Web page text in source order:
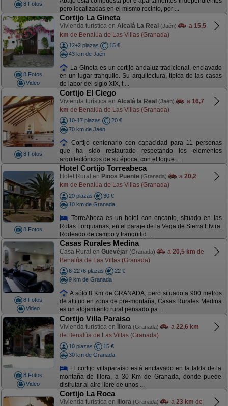
8 Fotos
pero localizadas en el mismo recinto, por ...
8 Fotos
Video
Cortijo La Gineta
Vivienda turística en Alcalá La Real (Jaén) a 15,5
km de Benalúa de Las Villas (Granada)
12+2 plazas
15 €
43 km de Jaén
La Gineta es un cortijo andaluz tradicional, enclavado
en un lugar tranquilo. Su arquitectura, típica de las casas
de labor del siglo XIX, t ...
8 Fotos
Cortijo El Ciego
Vivienda turística en Alcalá la Real (Jaén) a 16,7
km de Benalúa de Las Villas (Granada)
10-17 plazas
20 €
70 km de Jaén
Cortijo centenario con capacidad para 11 personas
que ha sido restaurado respetando los elementos
arquitectónicos de su época, con el toque ...
8 Fotos
Hotel Cortijo Torreabeca
Hotel Rural en Pinos Puente (Granada) a 20,2
km de Benalúa de Las Villas (Granada)
20 plazas
30 €
10 km de Granada
TorreAbeca es un hotel con encanto, situado en las
Rutas Lorquianas, en el paraje de la Vega de Sierra Elvira.
Rodeado de campo y tranquilid ...
8 Fotos
Video
Casas Rurales Medina
Casa Rural en Güevéjar (Granada) a 20,5 km de
Benalúa de Las Villas (Granada)
6-22+6 plazas
22 €
9 km de Granada
A sólo 8 Km de GRANADA, pero situado a 900 metros
de altitud en zona de pre-montaña, Casas Rurales Medina
es un alojamiento rural pensado pa ...
8 Fotos
Video
Cortijo Villa Paraiso
Vivienda turística en Íllora (Granada) a 22,6 km
de Benalúa de Las Villas (Granada)
10 plazas
15 €
30 km de Granada
El cortijo villaparaíso está enclavado en la falda de la
montaña de Illora, a 30 Km de Granada, donde puede
disfrutar al aire libre de unos ...
Cortijo La Roca
Vivienda turística en Illora (Granada) a 23 km de